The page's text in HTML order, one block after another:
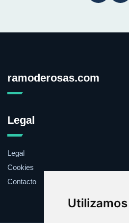
ramoderosas.com
Legal
Legal
Cookies
Contacto